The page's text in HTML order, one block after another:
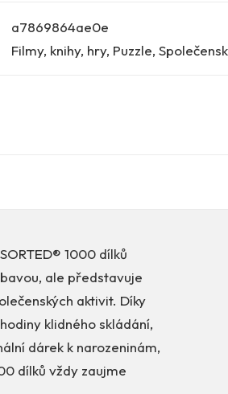
a7869864ae0e
Filmy, knihy, hry, Puzzle,
1000 dílků
ale představuje
aktivit. Díky
klidného skládání,
dárek k narozeninám,
dílků vždy zaujme